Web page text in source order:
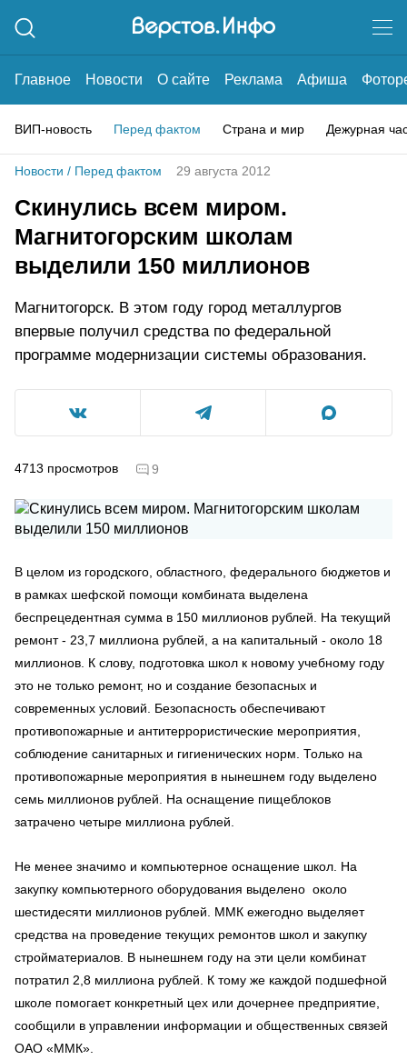
Главное Новости О сайте Реклама Афиша
ВИП-новость Перед фактом Страна и мир Дежурная
Новости / Перед фактом 29 августа 2012
Скинулись всем миром.
Магнитогорским школам
выделили 150 миллионов
Магнитогорск. В этом году город металлургов
впервые получил средства по федеральной
программе модернизации системы образования.
4713 просмотров 9
В целом из городского, областного, федерального бюджетов и
в рамках шефской помощи комбината выделена
беспрецедентная сумма в 150 миллионов рублей. На текущий
ремонт - 23,7 миллиона рублей, а на капитальный - около 18
миллионов. К слову, подготовка школ к новому учебному году
это не только ремонт, но и создание безопасных и
современных условий. Безопасность обеспечивают
противопожарные и антитеррористические мероприятия,
соблюдение санитарных и гигиенических норм. Только на
противопожарные мероприятия в нынешнем году выделено
семь миллионов рублей. На оснащение пищеблоков
затрачено четыре миллиона рублей.
Не менее значимо и компьютерное оснащение школ. На
закупку компьютерного оборудования выделено около
шестидесяти миллионов рублей. ММК ежегодно выделяет
средства на проведение текущих ремонтов школ и закупку
стройматериалов. В нынешнем году на эти цели комбинат
потратил 2,8 миллиона рублей. К тому же каждой подшефной
школе помогает конкретный цех или дочернее предприятие,
сообщили в управлении информации и общественных связей
ОАО «ММК».